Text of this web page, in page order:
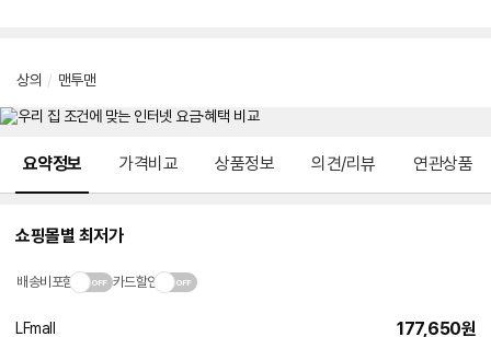
상의 / 맨투맨
요약정보 가격비교 상품정보 의견/리뷰 연관상품
쇼핑몰별 최저가
배송비포함 카드할인
LFmall 177,650원